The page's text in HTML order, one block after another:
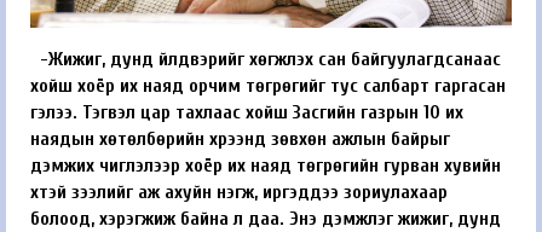
-Жижиг, дунд үйлд­вэрийг хөгжүүлэх сан байгуулагдсанаас
хойш хоёр их наяд орчим төгрөгийг тус салбарт гаргасан
гэлээ. Тэгвэл цар тахлаас хойш Засгийн газрын 10 их
наядын хөтөлбөрийн хүрээнд зөвхөн ажлын байрыг
дэмжих чиглэлээр хоёр их наяд төгрөгийн гурван хувийн
хүүтэй зээлийг аж ахуйн нэгж, иргэддээ зориулахаар
болоод, хэрэгжиж байна л даа. Энэ дэмжлэг жижиг, дунд